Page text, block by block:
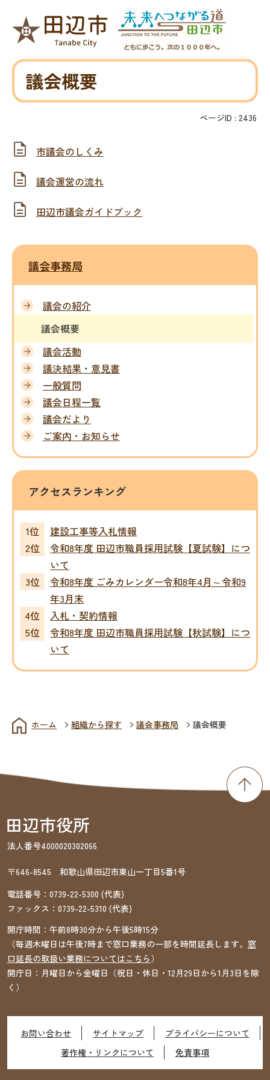
議会概要
ページID : 2436
市議会のしくみ
議会運営の流れ
田辺市議会ガイドブック
議会事務局
議会の紹介
議会概要
議会活動
議決結果・意見書
一般質問
議会日程一覧
議会だより
ご案内・お知らせ
アクセスランキング
建設工事等入札情報
令和8年度 田辺市職員採用試験【夏試験】につ
いて
令和8年度 ごみカレンダー令和8年4月～令和9
年3月末
入札・契約情報
令和8年度 田辺市職員採用試験【秋試験】につ
いて
ホーム 組織から探す 議会事務局 議会概要
法人番号4000020302066
〒646-8545 和歌山県田辺市東山一丁目5番1号
電話番号： 0739-22-5300 (代表)
ファックス： 0739-22-5310 (代表)
開庁時間：午前8時30分から午後5時15分
（毎週木曜日は午後7時まで窓口業務の一部を時間延長します。 窓
口延長の取扱い業務についてはこちら）
開庁日：月曜日から金曜日（祝日・休日・12月29日から1月3日を除
く）
お問い合わせ サイトマップ
プライバシーについて
著作権・リンクについて
免責事項